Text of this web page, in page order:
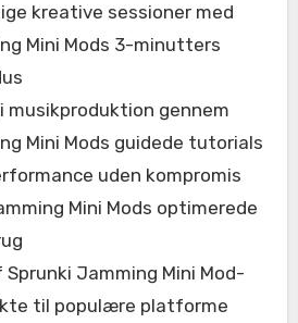
kreative sessioner med
Mini Mods 3-minutters
musikproduktion gennem
Mini Mods guidede tutorials
uden kompromis
Mini Mods optimerede
Sprunki Jamming Mini Mod-
til populære platforme